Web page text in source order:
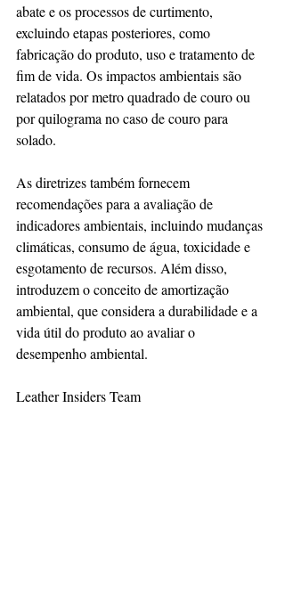
abate e os processos de curtimento,
excluindo etapas posteriores, como
fabricação do produto, uso e tratamento de
fim de vida. Os impactos ambientais são
relatados por metro quadrado de couro ou
por quilograma no caso de couro para
solado.
As diretrizes também fornecem
recomendações para a avaliação de
indicadores ambientais, incluindo mudanças
climáticas, consumo de água, toxicidade e
esgotamento de recursos. Além disso,
introduzem o conceito de amortização
ambiental, que considera a durabilidade e a
vida útil do produto ao avaliar o
desempenho ambiental.
Leather Insiders Team